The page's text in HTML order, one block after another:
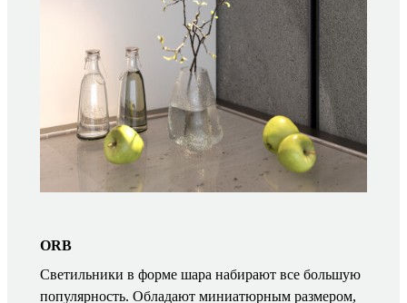
ORB
Светильники в форме шара набирают все большую
популярность. Обладают миниатюрным размером,